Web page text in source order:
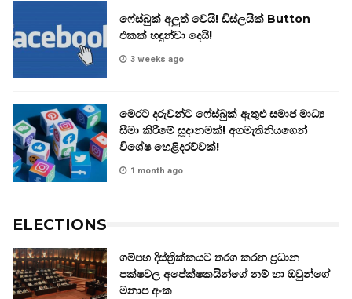
ෆේස්බුක් අලුත් වෙයි! ඩිස්ලයික් Button
එකක් හඳුන්වා දෙයි!
3 weeks ago
මෙරට දරුවන්ට ෆේස්බුක් ඇතුළු සමාජ මාධ්‍ය
සීමා කිරීමේ සූදානමක්! අගමැතිනියගෙන්
විශේෂ හෙළිදරව්වක්!
1 month ago
ELECTIONS
ගම්පහ දිස්ත්‍රික්කයට තරග කරන ප්‍රධාන
පක්ෂවල අපේක්ෂකයින්ගේ නම් හා ඔවුන්ගේ
මනාප අංක